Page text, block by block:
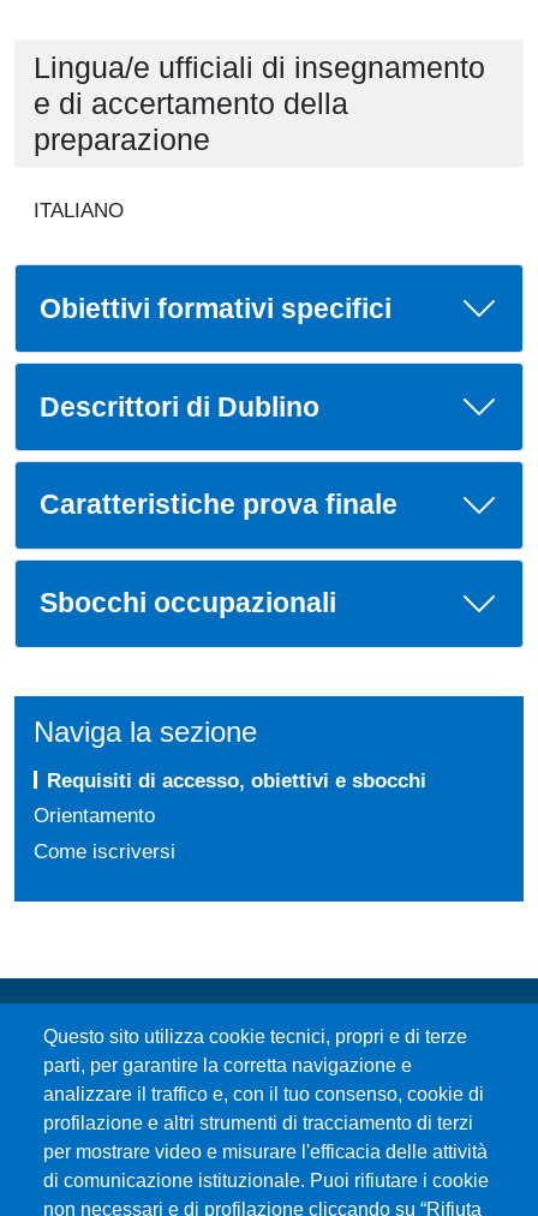
Lingua/e ufficiali di insegnamento
e di accertamento della
preparazione
ITALIANO
Obiettivi formativi specifici
Descrittori di Dublino
Caratteristiche prova finale
Sbocchi occupazionali
Naviga la sezione
Requisiti di accesso, obiettivi e sbocchi
Orientamento
Come iscriversi
Questo sito utilizza cookie tecnici, propri e di terze
parti, per garantire la corretta navigazione e
analizzare il traffico e, con il tuo consenso, cookie di
profilazione e altri strumenti di tracciamento di terzi
per mostrare video e misurare l'efficacia delle attività
di comunicazione istituzionale. Puoi rifiutare i cookie
non necessari e di profilazione cliccando su “Rifiuta
Università degli Studi di Messina
Piazza Pugliatti, 1 - 98122 Messina